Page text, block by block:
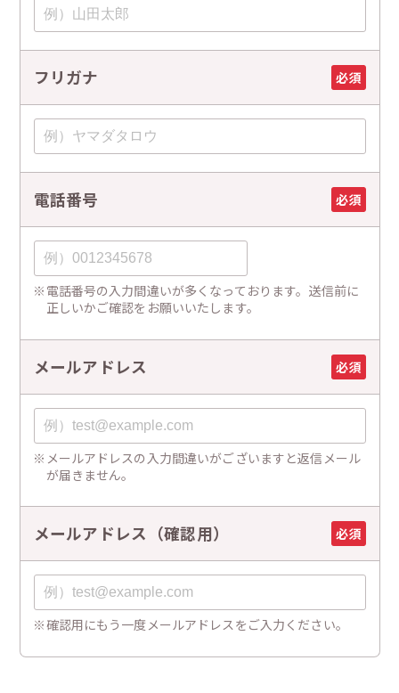
フリガナ 必須
電話番号 必須
電話番号の入力間違いが多くなっております。送信前に
正しいかご確認をお願いいたします。
メールアドレス 必須
メールアドレスの入力間違いがございますと返信メール
が届きません。
メールアドレス（確認用） 必須
確認用にもう一度メールアドレスをご入力ください。